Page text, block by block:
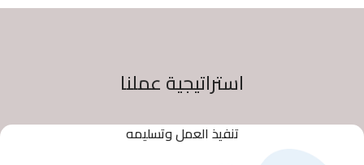
استراتيجية عملنا
تنفيذ العمل وتسليمه